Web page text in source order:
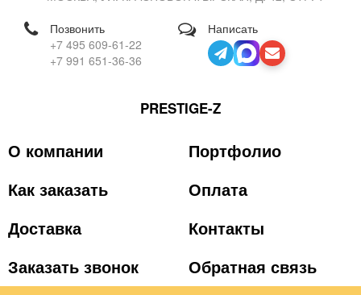
Позвонить
+7 495 609-61-22
+7 991 651-36-36
Написать
PRESTIGE-Z
О компании
Портфолио
Как заказать
Оплата
Доставка
Контакты
Заказать звонок
Обратная связь